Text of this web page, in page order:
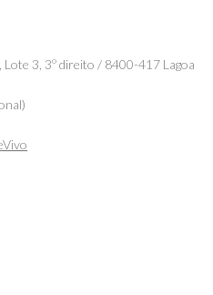
3, 3º direito / 8400-417 Lagoa